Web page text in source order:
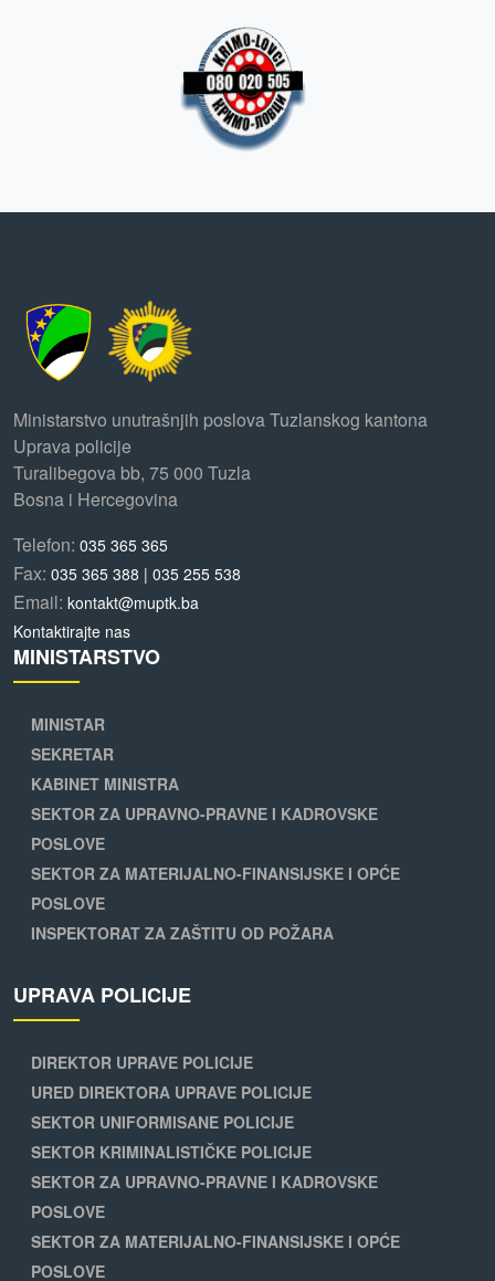
Ministarstvo unutrašnjih poslova Tuzlanskog kantona
Uprava policije
Turalibegova bb, 75 000 Tuzla
Bosna i Hercegovina
Telefon: 035 365 365
Fax: 035 365 388 | 035 255 538
Email: kontakt@muptk.ba
Kontaktirajte nas
MINISTARSTVO
MINISTAR
SEKRETAR
KABINET MINISTRA
SEKTOR ZA UPRAVNO-PRAVNE I KADROVSKE
POSLOVE
SEKTOR ZA MATERIJALNO-FINANSIJSKE I OPĆE
POSLOVE
INSPEKTORAT ZA ZAŠTITU OD POŽARA
UPRAVA POLICIJE
DIREKTOR UPRAVE POLICIJE
URED DIREKTORA UPRAVE POLICIJE
SEKTOR UNIFORMISANE POLICIJE
SEKTOR KRIMINALISTIČKE POLICIJE
SEKTOR ZA UPRAVNO-PRAVNE I KADROVSKE
POSLOVE
SEKTOR ZA MATERIJALNO-FINANSIJSKE I OPĆE
POSLOVE